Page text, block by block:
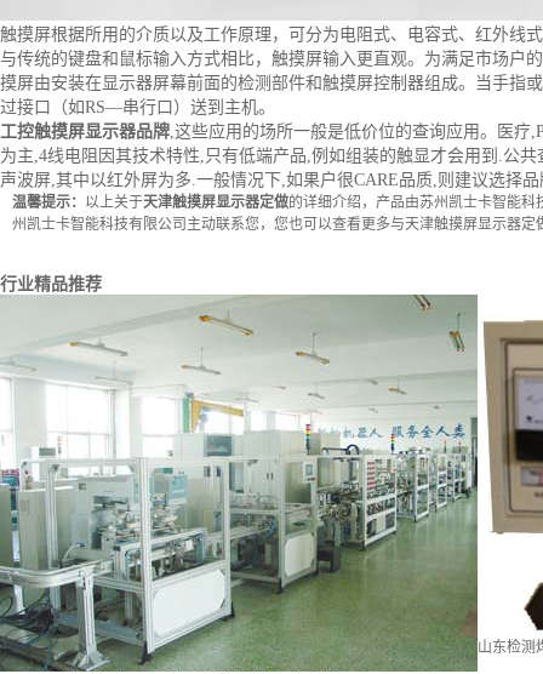
触摸屏根据所用的介质以及工作原理，可分为电阻式、电容式、红外线
与传统的键盘和鼠标输入方式相比，触摸屏输入更直观。为满足市场户
摸屏由安装在显示器屏幕前面的检测部件和触摸屏控制器组成。当手指
过接口（如RS—串行口）送到主机。
工控触摸屏显示器品牌,这些应用的场所一般是低价位的查询应用。医疗
为主,4线电阻因其技术特性,只有低端产品,例如组装的触显才会用到.公
声波屏,其中以红外屏为多.一般情况下,如果户很CARE品质,则建议选择
温馨提示： 以上关于天津触摸屏显示器定做的详细介绍，产品由苏州凯士卡智能
州凯士卡智能科技有限公司 主动联系您，您也可以查看更多与天津触摸屏显示器定
行业精品推荐
山东检测